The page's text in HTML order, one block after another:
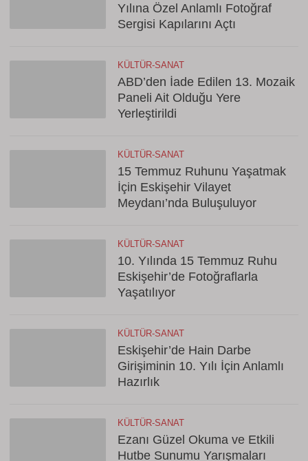
Yılına Özel Anlamlı Fotoğraf
Sergisi Kapılarını Açtı
KÜLTÜR-SANAT
ABD’den İade Edilen 13. Mozaik
Paneli Ait Olduğu Yere
Yerleştirildi
KÜLTÜR-SANAT
15 Temmuz Ruhunu Yaşatmak
İçin Eskişehir Vilayet
Meydanı’nda Buluşuluyor
KÜLTÜR-SANAT
10. Yılında 15 Temmuz Ruhu
Eskişehir’de Fotoğraflarla
Yaşatılıyor
KÜLTÜR-SANAT
Eskişehir’de Hain Darbe
Girişiminin 10. Yılı İçin Anlamlı
Hazırlık
KÜLTÜR-SANAT
Ezanı Güzel Okuma ve Etkili
Hutbe Sunumu Yarışmaları